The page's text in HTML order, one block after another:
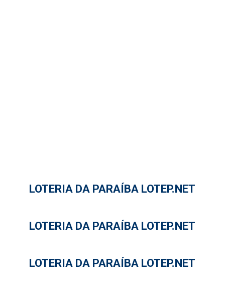
LOTERIA DA PARAÍBA LOTEP.NET
LOTERIA DA PARAÍBA LOTEP.NET
LOTERIA DA PARAÍBA LOTEP.NET